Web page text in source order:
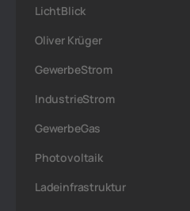
LichtBlick
Oliver Krüger
GewerbeStrom
IndustrieStrom
GewerbeGas
Photovoltaik
Ladeinfrastruktur